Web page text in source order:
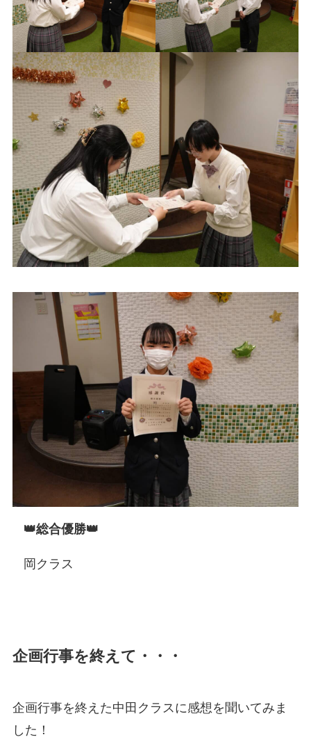
👑総合優勝👑
岡クラス
企画行事を終えて・・・
企画行事を終えた中田クラスに感想を聞いてみま
した！